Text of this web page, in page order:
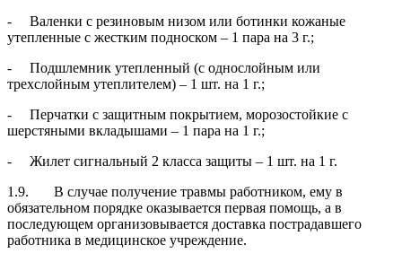
- Валенки с резиновым низом или ботинки кожаные
утепленные с жестким подноском – 1 пара на 3 г.;
- Подшлемник утепленный (с однослойным или
трехслойным утеплителем) – 1 шт. на 1 г.;
- Перчатки с защитным покрытием, морозостойкие с
шерстяными вкладышами – 1 пара на 1 г.;
- Жилет сигнальный 2 класса защиты – 1 шт. на 1 г.
1.9. В случае получение травмы работником, ему в
обязательном порядке оказывается первая помощь, а в
последующем организовывается доставка пострадавшего
работника в медицинское учреждение.